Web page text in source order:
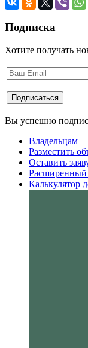
Подписка
Хотите получать
Вы успешно
Владельцам
Разместить
Оставить
Расширенный
Калькулятор